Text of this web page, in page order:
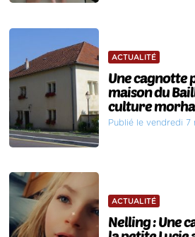
ACTUALITÉ
Une cagnotte
maison du
culture
Publié le vendredi 7
ACTUALITÉ
Nelling : Une